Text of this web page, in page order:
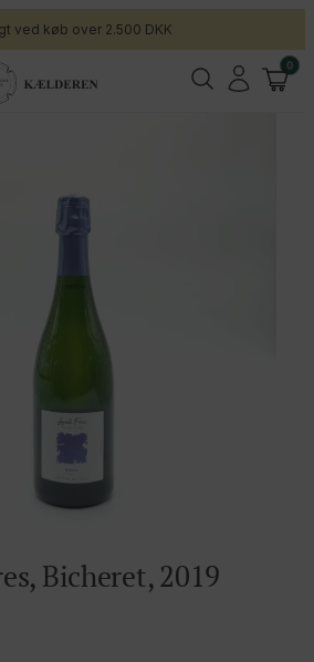
ved køb over 2.500 DKK
0
Bicheret, 2019